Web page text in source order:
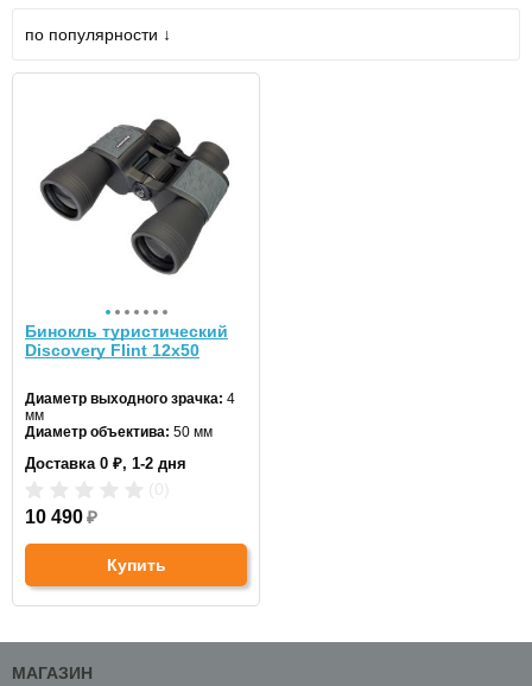
по популярности ↓
Бинокль туристический
Discovery Flint 12x50
Диаметр выходного зрачка: 4
мм
Диаметр объектива: 50 мм
Материал корпуса:металл/
Поле зрения на удалении 1000
Тип призмы:Porro
Макс. увеличение:12
Цвет:
Доставка 0 ₽, 1-2 дня
10 490₽
Купить
МАГАЗИН